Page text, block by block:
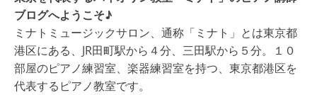
ブログへようこそ♪
ミナトミュージックサロン、通称「ミナト」とは東京都
港区にある、JR田町駅から４分、三田駅から５分。１０
部屋のピアノ練習室、楽器練習室を持つ、東京都港区を
代表するピアノ教室です。